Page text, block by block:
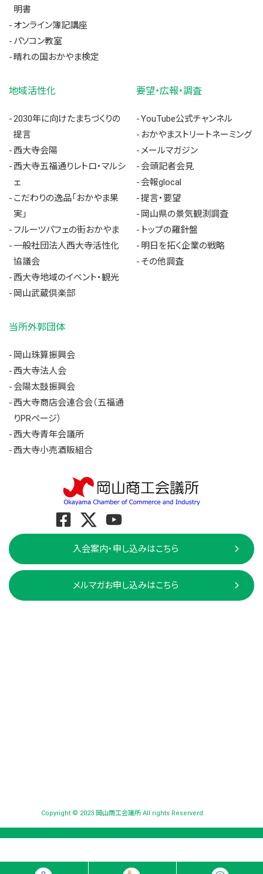
明書
オンライン簿記講座
パソコン教室
晴れの国おかやま検定
地域活性化
2030年に向けたまちづくりの
提言
西大寺会陽
西大寺五福通りレトロ・マルシ
ェ
こだわりの逸品「おかやま果
実」
フルーツパフェの街おかやま
一般社団法人西大寺活性化
協議会
西大寺地域のイベント・観光
岡山武蔵倶楽部
要望・広報・調査
YouTube公式チャンネル
おかやまストリートネーミング
メールマガジン
会頭記者会見
会報glocal
提言・要望
岡山県の景気観測調査
トップの羅針盤
明日を拓く企業の戦略
その他調査
当所外郭団体
岡山珠算振興会
西大寺法人会
会陽太鼓振興会
西大寺商店会連合会（五福通
りPRページ）
西大寺青年会議所
西大寺小売酒販組合
入会案内・申し込みはこちら
メルマガお申し込みはこちら
Copyright © 2023 岡山商工会議所 All rights Reserverd.